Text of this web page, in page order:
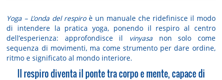
Yoga – L’onda del respiroè un manuale che ridefinisce il modo
di intendere la pratica yoga, ponendo il respiro al centro
dell’esperienza: approfondisce il
vinyasa non solo come
sequenza di movimenti, ma come strumento per dare ordine,
ritmo e significato al mondo interiore.
Il respiro diventa il ponte tra corpo e mente, capace di